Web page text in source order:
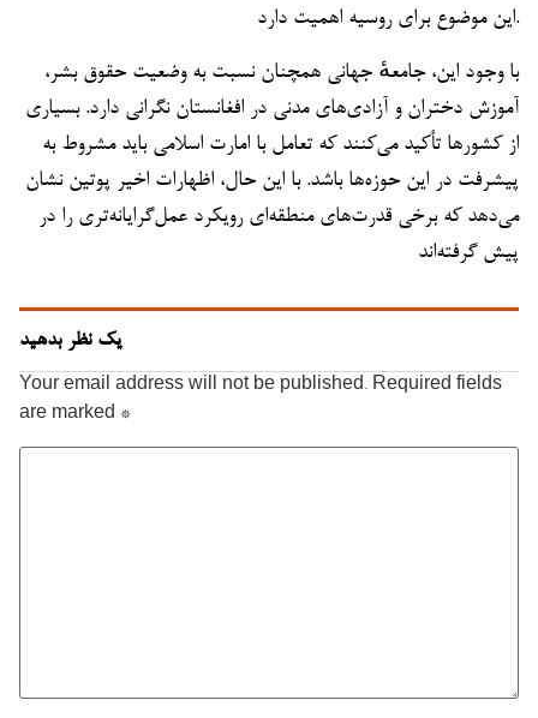
این موضوع برای روسیه اهمیت دارد.
با وجود این، جامعهٔ جهانی همچنان نسبت به وضعیت حقوق بشر،
آموزش دختران و آزادی‌های مدنی در افغانستان نگرانی دارد. بسیاری
از کشورها تأکید می‌کنند که تعامل با امارت اسلامی باید مشروط به
پیشرفت در این حوزه‌ها باشد. با این حال، اظهارات اخیر پوتین نشان
می‌دهد که برخی قدرت‌های منطقه‌ای رویکرد عمل‌گرایانه‌تری را در
پیش گرفته‌اند
یک نظر بدهید
Your email address will not be published. Required fields
are marked *